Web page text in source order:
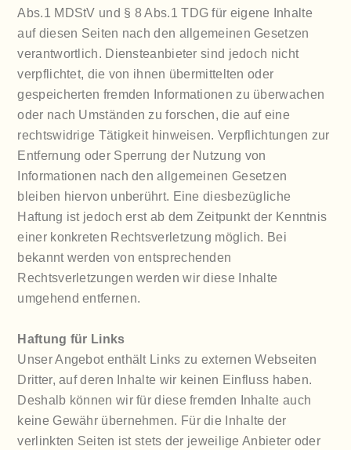
Abs.1 MDStV und § 8 Abs.1 TDG für eigene Inhalte
auf diesen Seiten nach den allgemeinen Gesetzen
verantwortlich. Diensteanbieter sind jedoch nicht
verpflichtet, die von ihnen übermittelten oder
gespeicherten fremden Informationen zu überwachen
oder nach Umständen zu forschen, die auf eine
rechtswidrige Tätigkeit hinweisen. Verpflichtungen zur
Entfernung oder Sperrung der Nutzung von
Informationen nach den allgemeinen Gesetzen
bleiben hiervon unberührt. Eine diesbezügliche
Haftung ist jedoch erst ab dem Zeitpunkt der Kenntnis
einer konkreten Rechtsverletzung möglich. Bei
bekannt werden von entsprechenden
Rechtsverletzungen werden wir diese Inhalte
umgehend entfernen.
Haftung für Links
Unser Angebot enthält Links zu externen Webseiten
Dritter, auf deren Inhalte wir keinen Einfluss haben.
Deshalb können wir für diese fremden Inhalte auch
keine Gewähr übernehmen. Für die Inhalte der
verlinkten Seiten ist stets der jeweilige Anbieter oder